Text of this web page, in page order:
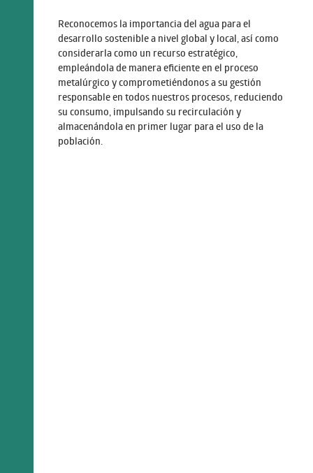
Reconocemos la importancia del agua para el
desarrollo sostenible a nivel global y local, así como
considerarla como un recurso estratégico,
empleándola de manera eficiente en el proceso
metalúrgico y comprometiéndonos a su gestión
responsable en todos nuestros procesos, reduciendo
su consumo, impulsando su recirculación y
almacenándola en primer lugar para el uso de la
población.